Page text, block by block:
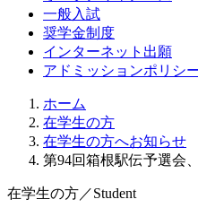
一般入試
奨学金制度
インターネット出願
アドミッションポリシ
ホーム
在学生の方
在学生の方へお知らせ
第94回箱根駅伝予選会
在学生の方／Student